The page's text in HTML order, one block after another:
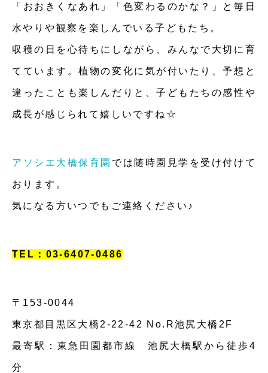
「おおきくなあれ」「色変わるのかな？」と毎日
水やりや観察を楽しんでいる子どもたち。
収穫の日を心待ちにしながら、みんなで大切に育
てています。植物の変化に気が付いたり、予想と
違ったことも楽しんだりと、子どもたちの感性や
成長が感じられて嬉しいですね☆
アソシエ大橋保育園 では随時園見学を受け付けて
おります。
気になる方いつでもご連絡ください♪
TEL：03-6407-0486
〒153-0044
東京都目黒区大橋2-22-42 No.R池尻大橋2F
最寄駅：東急田園都市線 池尻大橋駅から徒歩4
分